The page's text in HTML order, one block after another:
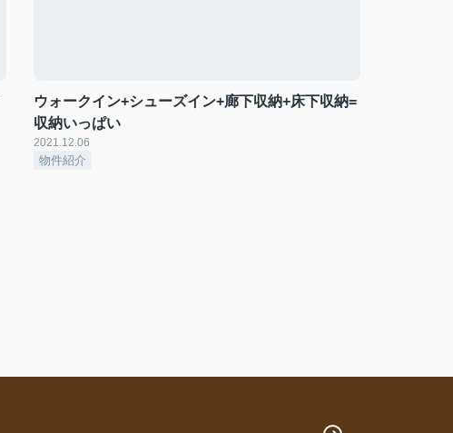
ウォークイン+シューズイン+廊下収納+床下収納=
収納いっぱい
2021.12.06
物件紹介